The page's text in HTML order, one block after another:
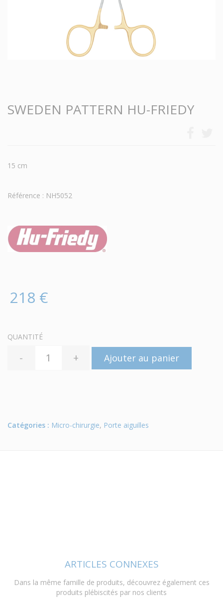
SWEDEN PATTERN HU-FRIEDY
15 cm
Référence : NH5052
218 €
QUANTITÉ
- + Ajouter au panier
Catégories : Micro-chirurgie, Porte aiguilles
ARTICLES CONNEXES
Dans la même famille de produits, découvrez également ces
produits plébiscités par nos clients